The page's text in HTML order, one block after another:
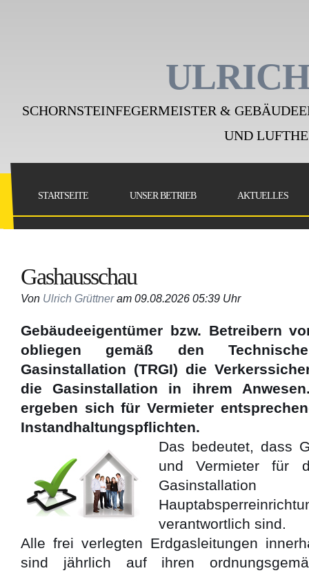
SCHORNSTEINFEGERMEISTER &
UND
STARTSEITE UNSER BETRIEB AKTUELLES
Gashausschau
Von Ulrich Grüttneram 09.08.2026 05:39 Uhr
Gebäudeeigentümer bzw. Betreibern
obliegen gemäß den
Gasinstallation (TRGI) die
die Gasinstallation in ihrem
ergeben sich für Vermieter
Instandhaltungspflichten.
Das bedeutet, dass
und Vermieter für
verantwortlich sind.
Alle frei verlegten Erdgasleitungen
sind jährlich auf ihren